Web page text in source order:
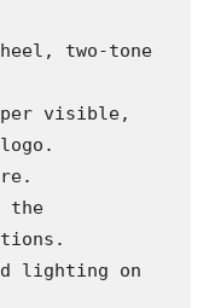
two-tone
visible,
the
lighting on